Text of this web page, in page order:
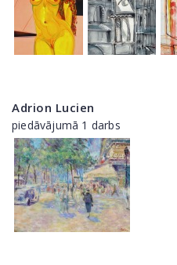
Adrion Lucien
piedāvājumā 1 darbs